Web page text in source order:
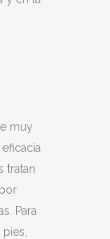
muy
tratan
Para